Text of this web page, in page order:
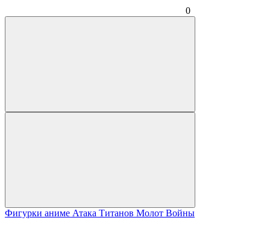
0
Фигурки аниме Атака Титанов Молот Войны